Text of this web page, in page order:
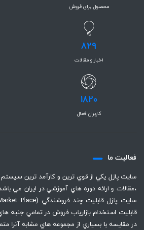
محصول برای فروش
829
اخبار و مقالات
1820
کاربران فعال
فعاليت ما
سايت پازل يكي از قوي ترين و كارآمد ترين
،‌مقالات و ارائه دوره هاي آموزشي در ايران مي
قابليت استخدام بازارياب فروش در تمامي جنبه
در مقايسه با بسياري از مجموعه هاي مشابه آنرا